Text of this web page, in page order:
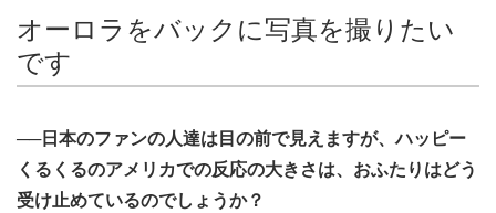
オーロラをバックに写真を撮りたい
です
──日本のファンの人達は目の前で見えますが、ハッピー
くるくるのアメリカでの反応の大きさは、おふたりはどう
受け止めているのでしょうか？